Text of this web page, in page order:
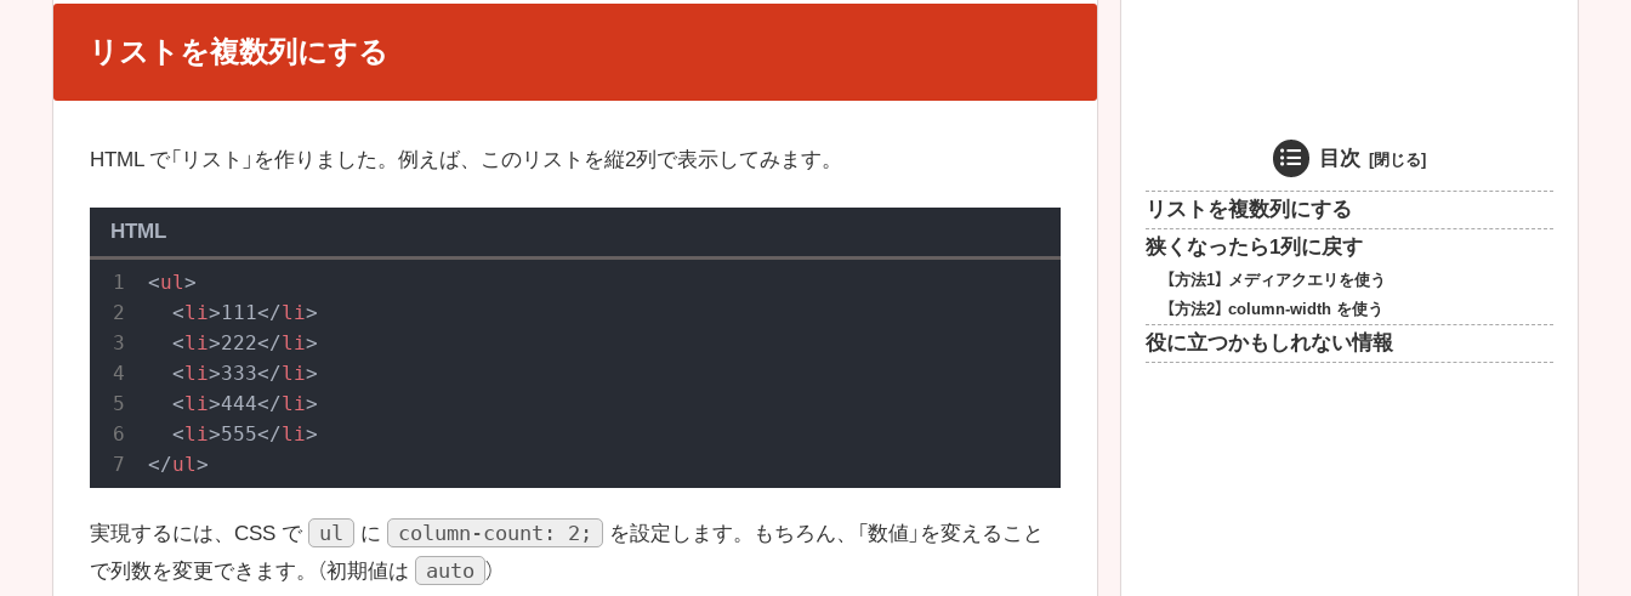
リストを複数列にする
HTML で「リスト」を作りました。例えば、このリストを縦2列で表示してみます。
HTML
<ul>
<li>111</li>
<li>222</li>
<li>333</li>
<li>444</li>
<li>555</li>
</ul>
実現するには、CSS で ul に column-count: 2;
を設定します。もちろん、「数値」を変えること
で列数を変更できます。（初期値は
auto ）
目次
リストを複数列にする
狭くなったら1列に戻す
【方法1】 メディアクエリを使う
【方法2】 column-width を使う
役に立つかもしれない情報